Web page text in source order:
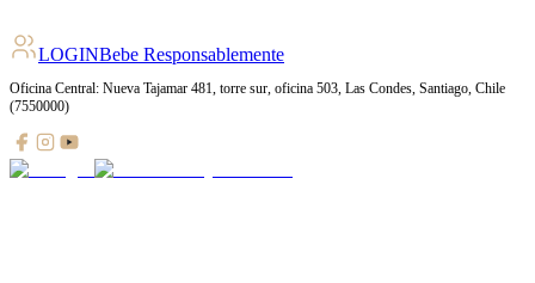
LOGINBebe Responsablemente
Oficina Central: Nueva Tajamar 481, torre sur, oficina 503, Las Condes, Santiago, Chile
(7550000)